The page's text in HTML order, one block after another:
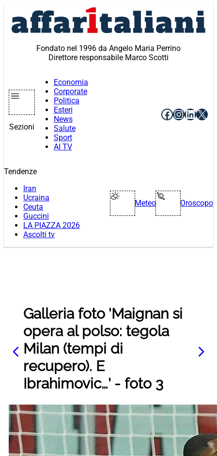
contenuto
Fondato nel 1996 da Angelo Maria Perrino
Direttore responsabile Marco Scotti
Sezioni
Economia
Corporate
Politica
Esteri
News
Salute
Sport
AI TV
Facebook
X
Tendenze
Iran
Ucraina
Ceuta
Guccini
LA PIAZZA 2026
Ascolti tv
Meteo Oroscopo
Galleria foto 'Maignan si
opera al polso: tegola
Milan (tempi di
recupero). E
Ibrahimovic…' - foto 3